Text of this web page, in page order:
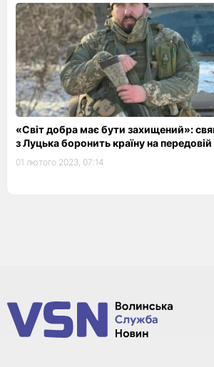
«Світ добра має бути захищений»:
з Луцька боронить країну на передовій
01 лютого 2023, 07:14